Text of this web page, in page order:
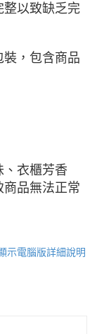
整以致缺乏完
，包含商品
、衣櫃芳香
品無法正常
示電腦版詳細說明